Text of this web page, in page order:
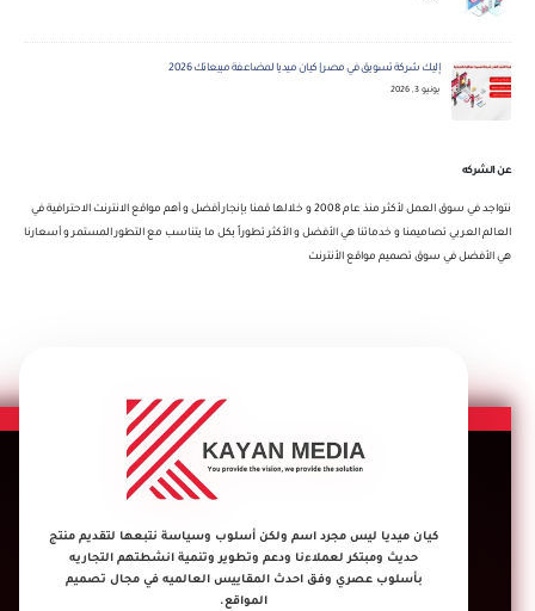
إليك شركة تسويق في مصر | كيان ميديا لمضاعفة مبيعاتك 2026
يونيو 3, 2026
عن الشركه
نتواجد في سوق العمل لأكثر منذ عام 2008 و خلالها قمنا بإنجار أفضل و أهم مواقع الانترنت الاحترافية في
العالم العربي تصاميمنا و خدماتنا هي الأفضل و الأكثر تطوراً بكل ما يتناسب مع التطور المستمر و أسعارنا
هي الأفضل في سوق تصميم مواقع الأنترنت
كيان ميديا ليس مجرد اسم ولكن أسلوب وسياسة نتبعها لتقديم منتج
حديث ومبتكر لعملاءنا ودعم وتطوير وتنمية انشطتهم التجاريه
بأسلوب عصري وفق احدث المقاييس العالميه في مجال تصميم
المواقع.